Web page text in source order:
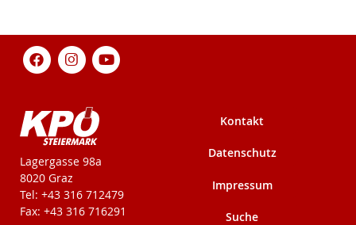
KPÖ-Steiermark
Lagergasse 98a
8020 Graz
Tel: +43 316 712479
Fax: +43 316 716291
Kontakt
Datenschutz
Impressum
Suche